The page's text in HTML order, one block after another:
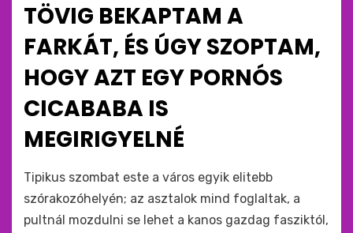
TÖVIG BEKAPTAM A
FARKÁT, ÉS ÚGY SZOPTAM,
HOGY AZT EGY PORNÓS
CICABABA IS
MEGIRIGYELNÉ
by
Tipikus szombat este a város egyik elitebb
szórakozóhelyén; az asztalok mind foglaltak, a
pultnál mozdulni se lehet a kanos gazdag fasziktól,